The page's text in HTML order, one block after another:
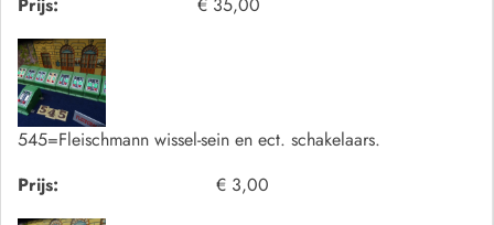
545=Fleischmann wissel-sein en ect. schakelaars.
Prijs:
€ 3,00